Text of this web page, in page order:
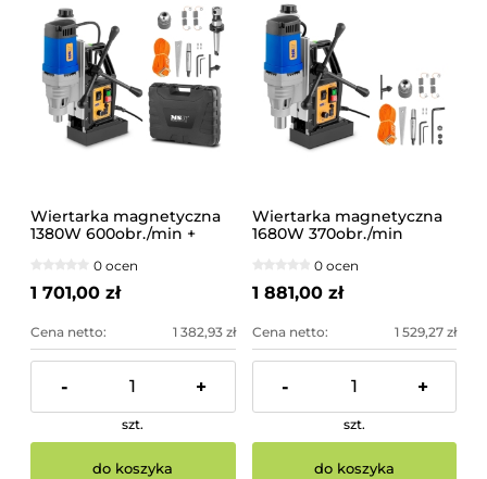
Wiertarka magnetyczna
1380W 600obr./min +
0 ocen
1 701,00 zł
Cena netto: 1 382,93 zł
- +
szt.
do koszyka
Wiertarka magnetyczna
1680W 370obr./min
0 ocen
1 881,00 zł
Cena netto: 1 529,27 zł
- +
szt.
do koszyka